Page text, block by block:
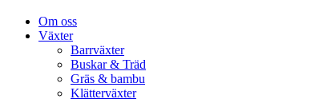
Om oss
Växter
Barrväxter
Buskar & Träd
Gräs & bambu
Klätterväxter